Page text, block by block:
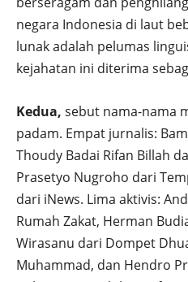
negara Indonesia di laut
lunak adalah pelumas
kejahatan ini diterima
Kedua, sebut nama-nama
padam. Empat jurnalis:
Thoudy Badai Rifan Billah
Prasetyo Nugroho dari
dari iNews. Lima aktivis:
Rumah Zakat, Herman
Wirasanu dari Dompet
Muhammad, dan Hendro